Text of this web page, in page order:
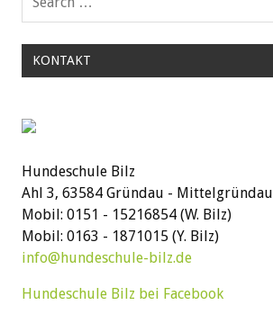
KONTAKT
Hundeschule Bilz
Ahl 3, 63584 Gründau - Mittelgründau
Mobil: 0151 - 15216854 (W. Bilz)
Mobil: 0163 - 1871015 (Y. Bilz)
info@hundeschule-bilz.de
Hundeschule Bilz bei Facebook